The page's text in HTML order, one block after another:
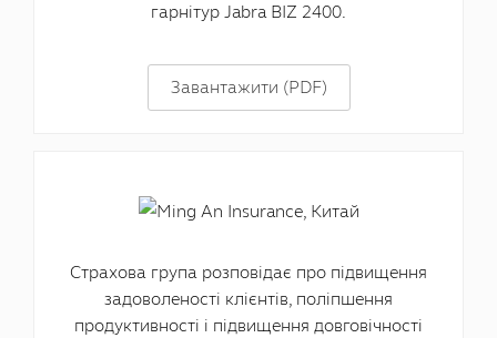
гарнітур Jabra BIZ 2400.
Завантажити (PDF)
Страхова група розповідає про підвищення
задоволеності клієнтів, поліпшення
продуктивності і підвищення довговічності